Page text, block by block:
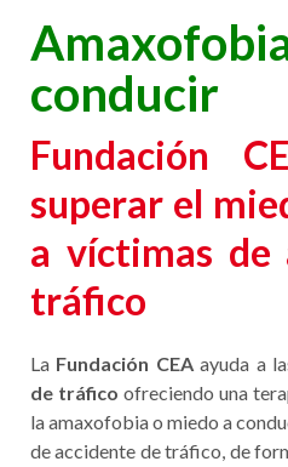
conducir
Fundación
superar el
a víctimas de
tráfico
La Fundación CEAayuda a
de tráfico ofreciendo una
la amaxofobia o miedo a
de accidente de tráfico, de